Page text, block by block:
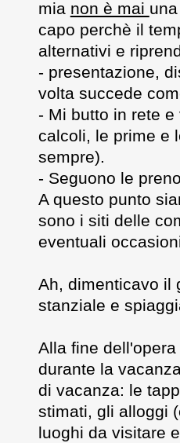
mia non è mai
capo perchè il
alternativi e
- presentazione,
volta succede
- Mi butto in rete
calcoli, le prime e
sempre).
- Seguono le
A questo punto
sono i siti delle
eventuali
Ah, dimenticavo il
stanziale e
Alla fine
durante la
di vacanza: le
stimati, gli alloggi
luoghi da visitare